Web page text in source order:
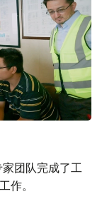
团队完成了工
作。